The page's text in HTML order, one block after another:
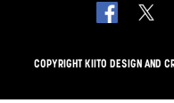
COPYRIGHT KIITO DESIGN AND